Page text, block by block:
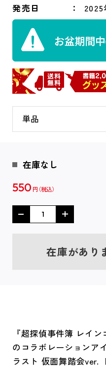
発売日
単品
在庫なし
550 円
在庫があり
『超探偵事件簿 レイ
のコラボレーションア
ラスト 仮面舞踏会ver.